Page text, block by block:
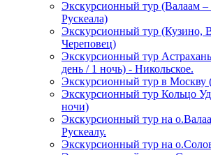
Экскурсионный тур (Валаам –
Рускеала)
Экскурсионный тур (Кузино,
Череповец)
Экскурсионный тур
день / 1 ночь) - Никольское.
Экскурсионный тур в Москву
Экскурсионный тур Кольцо
ночи)
Экскурсионный тур на
Рускеалу.
Экскурсионный тур на